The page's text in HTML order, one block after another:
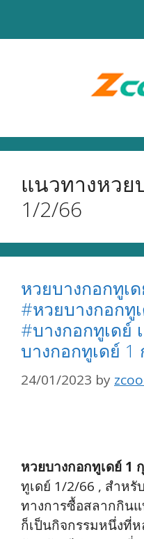
แนวทางหวย
1/2/66
หวยบางกอกทูเ
#หวยบางกอกทู
#บางกอกทูเดย์
บางกอกทูเดย์ 1
24/01/2023 by
หวยบางกอกทูเดย์ 1
ทูเดย์ 1/2/66 , สำหรั
ทางการซื้อสลากกินแ
ก็เป็นกิจกรรมหนึ่งที่